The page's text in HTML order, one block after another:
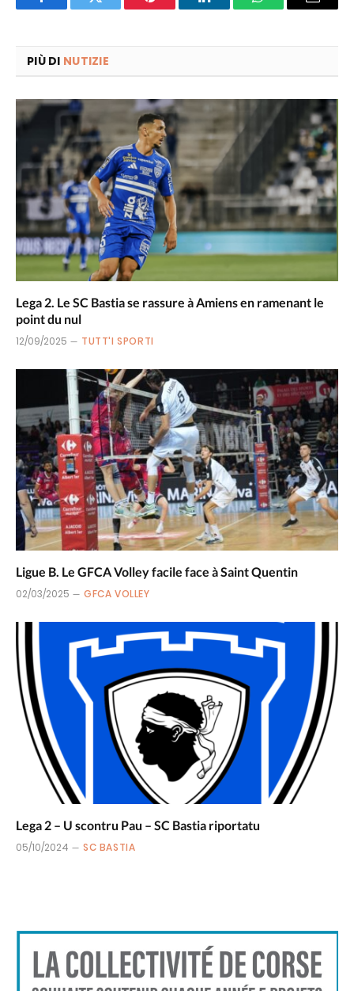
FacebookTwitter Pinterest LinkedInWhatsAppEmail
PIÙ DI NUTIZIE
Lega 2. Le SC Bastia se rassure à Amiens en ramenant le
point du nul
12/09/2025 TUTT'I SPORTI
Ligue B. Le GFCA Volley facile face à Saint Quentin
02/03/2025 GFCA VOLLEY
Lega 2 – U scontru Pau – SC Bastia riportatu
05/10/2024 SC BASTIA